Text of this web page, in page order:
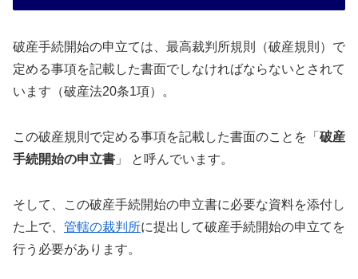
破産手続開始の申立ては、最高裁判所規則（破産規則）で
定める事項を記載した書面でしなければならないとされて
います（破産法20条1項）。
この破産規則で定める事項を記載した書面のことを「 破産
手続開始の申立書 」 と呼んでいます。
そして、この破産手続開始の申立書に必要な資料を添付し
た上で、 管轄の裁判所に提出して破産手続開始の申立てを
行う必要があります。